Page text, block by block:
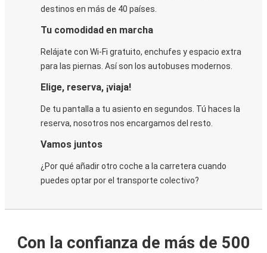
destinos en más de 40 países.
Tu comodidad en marcha
Relájate con Wi-Fi gratuito, enchufes y espacio extra
para las piernas. Así son los autobuses modernos.
Elige, reserva, ¡viaja!
De tu pantalla a tu asiento en segundos. Tú haces la
reserva, nosotros nos encargamos del resto.
Vamos juntos
¿Por qué añadir otro coche a la carretera cuando
puedes optar por el transporte colectivo?
Con la confianza de más de 500